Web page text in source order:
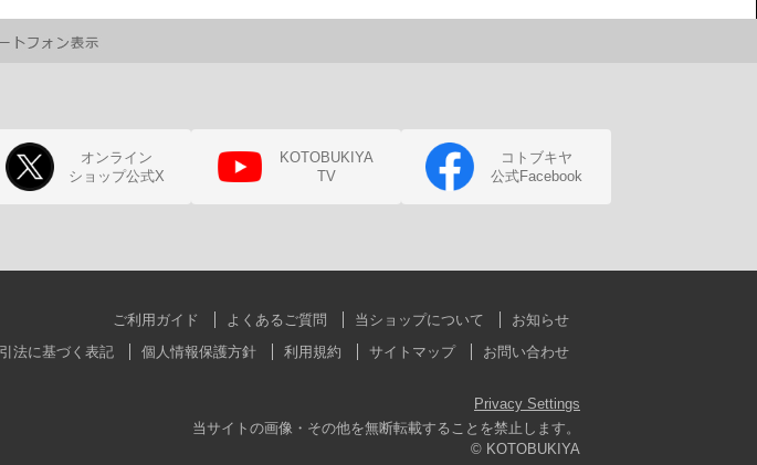
オンライン
ショップ公式X
KOTOBUKIYA
TV
コトブキヤ
公式Facebook
ご利用ガイド よくあるご質問 当ショップについて
お知らせ
法に基づく表記
個人情報保護方針 利用規約 サイトマップ お問い合わせ
Privacy Settings
当サイトの画像・その他を無断転載することを禁止します。
© KOTOBUKIYA